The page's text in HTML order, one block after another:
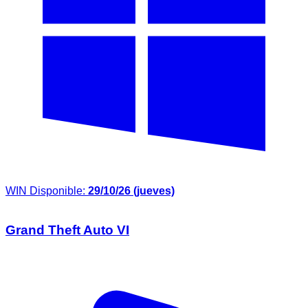
WIN Disponible: 29/10/26 (jueves)
Grand Theft Auto VI